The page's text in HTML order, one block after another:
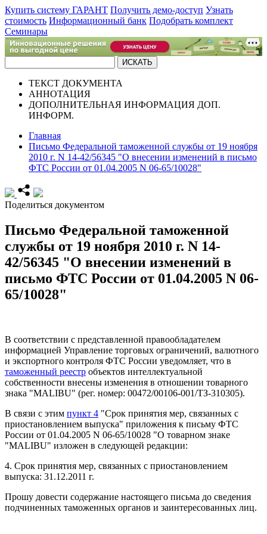
Купить систему ГАРАНТ Получить демо-доступ Узнать
стоимость Информационный банк Подобрать комплект
Семинары
ТЕКСТ ДОКУМЕНТА
АННОТАЦИЯ
ДОПОЛНИТЕЛЬНАЯ ИНФОРМАЦИЯ ДОП.
ИНФОРМ.
Главная
Письмо Федеральной таможенной службы от 19 ноября
2010 г. N 14-42/56345 "О внесении изменений в письмо
ФТС России от 01.04.2005 N 06-65/10028"
Поделиться документом
Письмо Федеральной таможенной
службы от 19 ноября 2010 г. N 14-
42/56345 "О внесении изменений в
письмо ФТС России от 01.04.2005 N 06-
65/10028"
В соответствии с представленной правообладателем
информацией Управление торговых ограничений, валютного
и экспортного контроля ФТС России уведомляет, что в
таможенный реестр объектов интеллектуальной
собственности внесены изменения в отношении товарного
знака "MALIBU" (рег. номер: 00472/00106-001/ТЗ-310305).
В связи с этим пункт 4 "Срок принятия мер, связанных с
приостановлением выпуска" приложения к письму ФТС
России от 01.04.2005 N 06-65/10028 "О товарном знаке
"MALIBU" изложен в следующей редакции:
4. Срок принятия мер, связанных с приостановлением
выпуска: 31.12.2011 г.
Прошу довести содержание настоящего письма до сведения
подчиненных таможенных органов и заинтересованных лиц.